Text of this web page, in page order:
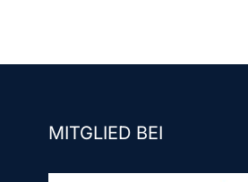
MITGLIED BEI